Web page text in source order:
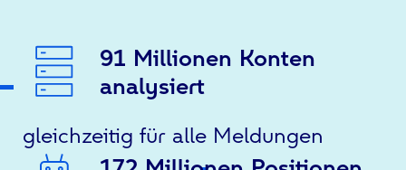
91 Millionen Konten
analysiert
gleichzeitig für alle Meldungen